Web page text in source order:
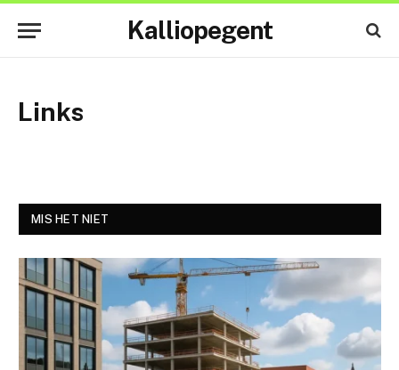
Kalliopegent
Links
MIS HET NIET